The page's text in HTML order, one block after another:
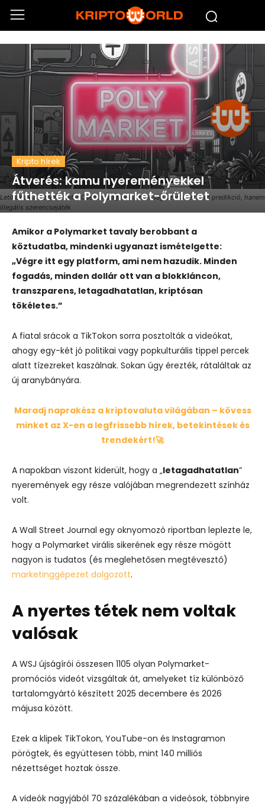
Letiltották a Polymarketet Csehországban, a hatóság szerint ez nem predikció, hanem
illegális szerencsejáték
Kripto hírek
Átverés: kamu nyereményekkel
fűthették a Polymarket-őrületet
Amikor a Polymarket tavaly berobbant a
köztudatba, mindenki ugyanazt ismételgette:
„Végre itt egy platform, ami nem hazudik. Minden
fogadás, minden dollár ott van a blokkláncon,
transzparens, letagadhatatlan, kriptósan
tökéletes.”
A fiatal srácok a TikTokon sorra posztolták a videókat,
ahogy egy-két jó politikai vagy popkulturális tippel percek
alatt tízezreket kaszálnak. Sokan úgy érezték, rátaláltak az
új aranybányára.
Maradj naprakész a kriptovaluta világában – kövess
minket az X-en a legfrissebb hírek, betekintések és
trendekért!🚀
A napokban viszont kiderült, hogy a „letagadhatatlan”
nyeremények egy része valójában megrendezett színház
volt.
A Wall Street Journal egy oknyomozó riportban leplezte le,
hogy a Polymarket virális sikerének egy része mögött
nagyon is tudatos (és meglehetősen megtévesztő)
marketinggépezet dolgozott.
A nyertes tétek nem voltak
valósak
A WSJ újságírói összesen 1105 olyan Polymarket-
promóciós videót vizsgáltak át, amelyeket tíz különböző
tartalomgyártó készített 2025 decembere és 2026
májusa között.
Ezek a klipek TikTokon, YouTube-on és Instagramon
pörögtek, és együttesen több, mint 140 milliós
nézettséget hoztak össze.
A videók nagyjából 70 százalékában a videósok, többnyire